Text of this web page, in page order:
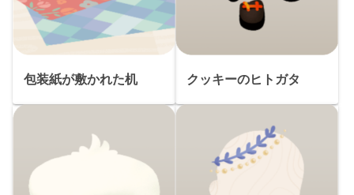
包装紙が敷かれた机 クッキーのヒトガタ